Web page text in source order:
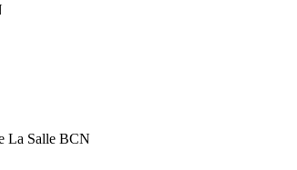
La Salle BCN